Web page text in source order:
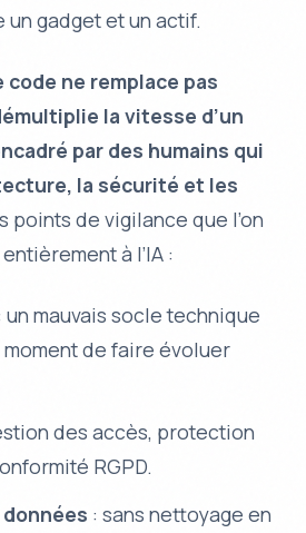
gadget et un actif.
code ne remplace pas
la vitesse d’un
par des humains qui
la sécurité et les
points de vigilance que l’on
à l’IA :
un mauvais socle technique
de faire évoluer
des accès, protection
RGPD.
: sans nettoyage en